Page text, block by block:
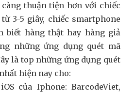
thuận tiện hơn với chiếc
3-5 giây, chiếc smartphone
biết hàng thật hay hàng giả
những ứng dụng quét mã
là top những ứng dụng quét
hiện nay cho:
của Iphone: BarcodeViet,